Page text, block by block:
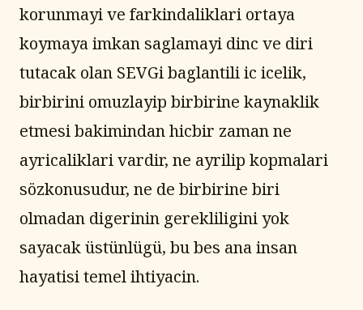
korunmayi ve farkindaliklari ortaya
koymaya imkan saglamayi dinc ve diri
tutacak olan SEVGi baglantili ic icelik,
birbirini omuzlayip birbirine kaynaklik
etmesi bakimindan hicbir zaman ne
ayricaliklari vardir, ne ayrilip kopmalari
sözkonusudur, ne de birbirine biri
olmadan digerinin gerekliligini yok
sayacak üstünlügü, bu bes ana insan
hayatisi temel ihtiyacin.